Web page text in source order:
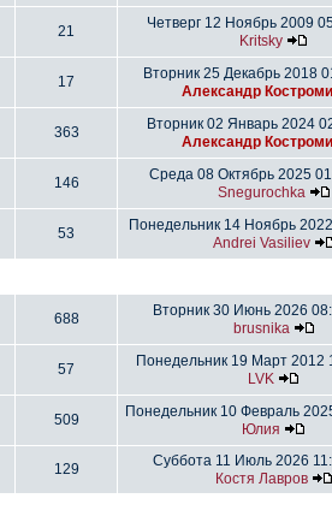
21
Четверг 12 Ноябрь 2009
Kritsky
17
Вторник 25 Декабрь 2018
Александр
363
Вторник 02 Январь 2024
Александр
146
Среда 08 Октябрь 2025
Snegurochka
53
Понедельник 14 Ноябрь
Andrei Vasiliev
688
Вторник 30 Июнь 2026
brusnika
57
Понедельник 19 Март 2012
LVK
509
Понедельник 10 Февраль
Юлия
129
Суббота 11 Июль 2026
Костя Лавров